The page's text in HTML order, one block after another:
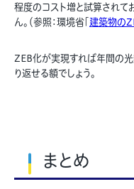
程度のコスト増と試算されて
ん。（参照：環境省「 建築物の
ZEB化が実現すれば年間の
り返せる額でしょう。
まとめ